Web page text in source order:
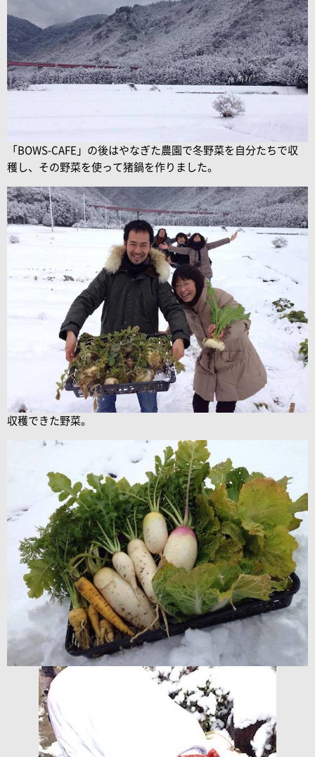
「BOWS-CAFE」の後はやなぎた農園で冬野菜を自分たちで収
穫し、その野菜を使って猪鍋を作りました。
収穫できた野菜。